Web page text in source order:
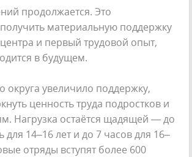
продолжается. Это
материальную поддержку
и первый трудовой опыт,
в будущем.
округа увеличило поддержку,
ценность труда подростков и
Нагрузка остаётся щадящей — до
для 14–16 лет и до 7 часов для 16–
отряды вступят более 600